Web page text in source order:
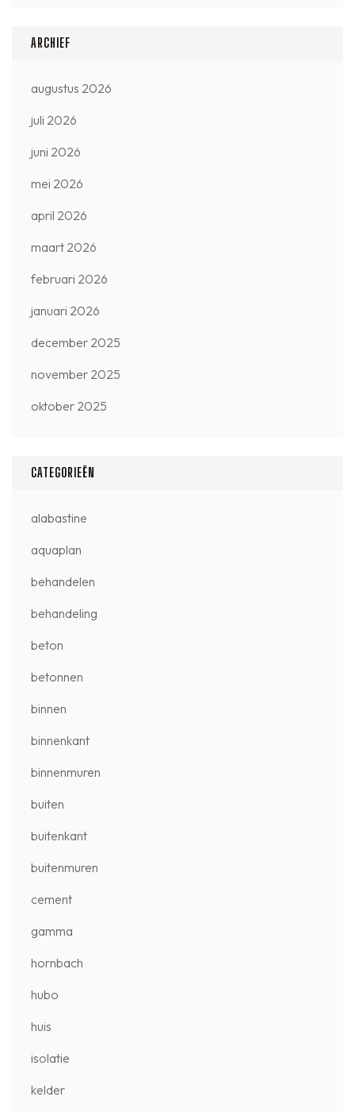
ARCHIEF
augustus 2026
juli 2026
juni 2026
mei 2026
april 2026
maart 2026
februari 2026
januari 2026
december 2025
november 2025
oktober 2025
CATEGORIEËN
alabastine
aquaplan
behandelen
behandeling
beton
betonnen
binnen
binnenkant
binnenmuren
buiten
buitenkant
buitenmuren
cement
gamma
hornbach
hubo
huis
isolatie
kelder